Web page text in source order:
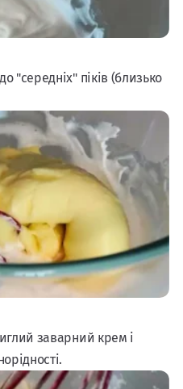
"середніх" піків (близько
заварний крем і